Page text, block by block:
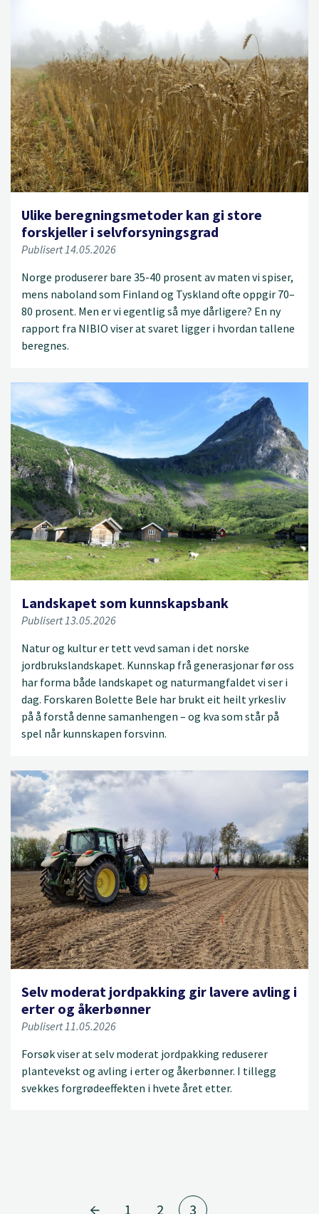
Ulike beregningsmetoder kan gi store
forskjeller i selvforsyningsgrad
Publisert 14.05.2026
Norge produserer bare 35-40 prosent av maten vi spiser,
mens naboland som Finland og Tyskland ofte oppgir 70–
80 prosent. Men er vi egentlig så mye dårligere? En ny
rapport fra NIBIO viser at svaret ligger i hvordan tallene
beregnes.
Landskapet som kunnskapsbank
Publisert 13.05.2026
Natur og kultur er tett vevd saman i det norske
jordbrukslandskapet. Kunnskap frå generasjonar før oss
har forma både landskapet og naturmangfaldet vi ser i
dag. Forskaren Bolette Bele har brukt eit heilt yrkesliv
på å forstå denne samanhengen – og kva som står på
spel når kunnskapen forsvinn.
Selv moderat jordpakking gir lavere avling i
erter og åkerbønner
Publisert 11.05.2026
Forsøk viser at selv moderat jordpakking reduserer
plantevekst og avling i erter og åkerbønner. I tillegg
svekkes forgrødeeffekten i hvete året etter.
1 2
3